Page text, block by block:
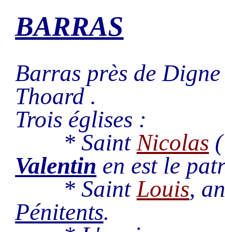
BARRAS
Barras près de
Thoard .
Trois églises :
* Saint Nicolas
Valentin en est le
* Saint Louis,
Pénitents.